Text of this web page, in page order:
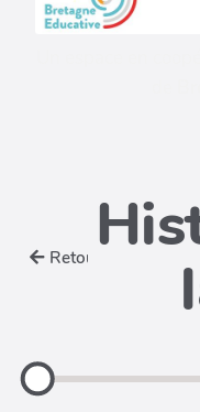
Retour